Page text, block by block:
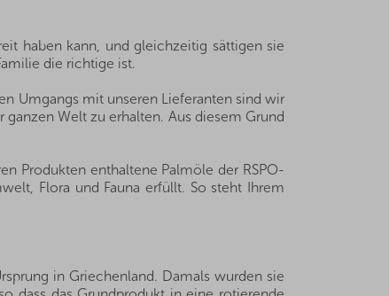
haben kann, und gleichzeitig sättigen sie
die richtige ist.
Umgangs mit unseren Lieferanten sind wir
Welt zu erhalten. Aus diesem Grund
Produkten enthaltene Palmöle der RSPO-
Flora und Fauna erfüllt. So steht Ihrem
in Griechenland. Damals wurden sie